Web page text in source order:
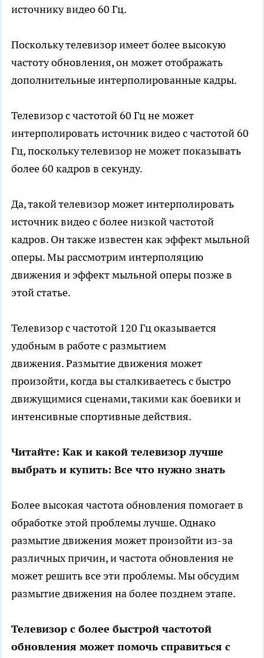
источнику видео 60 Гц.
Поскольку телевизор имеет более высокую
частоту обновления, он может отображать
дополнительные интерполированные кадры.
Телевизор с частотой 60 Гц не может
интерполировать источник видео с частотой 60
Гц, поскольку телевизор не может показывать
более 60 кадров в секунду.
Да, такой телевизор может интерполировать
источник видео с более низкой частотой
кадров. Он также известен как эффект мыльной
оперы. Мы рассмотрим интерполяцию
движения и эффект мыльной оперы позже в
этой статье.
Телевизор с частотой 120 Гц оказывается
удобным в работе с размытием
движения. Размытие движения может
произойти, когда вы сталкиваетесь с быстро
движущимися сценами, такими как боевики и
интенсивные спортивные действия.
Читайте: Как и какой телевизор лучше
выбрать и купить: Все что нужно знать
Более высокая частота обновления помогает в
обработке этой проблемы лучше. Однако
размытие движения может произойти из-за
различных причин, и частота обновления не
может решить все эти проблемы. Мы обсудим
размытие движения на более позднем этапе.
Телевизор с более быстрой частотой
обновления может помочь справиться с